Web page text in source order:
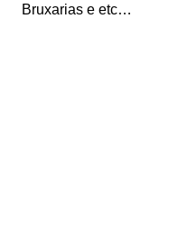
Bruxarias e etc…